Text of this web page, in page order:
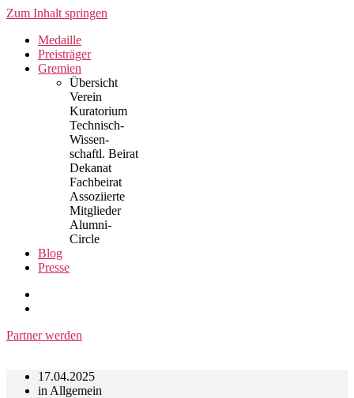
Zum Inhalt springen
Medaille
Preisträger
Gremien
Übersicht
Verein
Kuratorium
Technisch-
Wissen-
schaftl. Beirat
Dekanat
Fachbeirat
Assoziierte
Mitglieder
Alumni-
Circle
Blog
Presse
Partner werden
17.04.2025
in Allgemein